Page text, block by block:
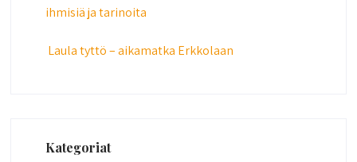
ihmisiä ja tarinoita
Laula tyttö – aikamatka Erkkolaan
Kategoriat